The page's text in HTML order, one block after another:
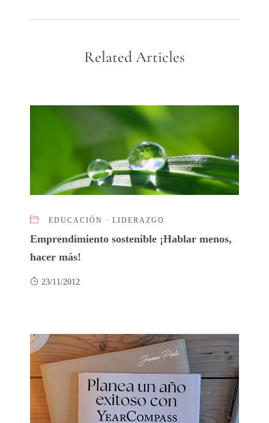
Related Articles
EDUCACIÓN · LIDERAZGO
Emprendimiento sostenible ¡Hablar menos,
hacer más!
23/11/2012